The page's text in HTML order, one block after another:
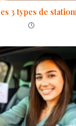
3 types de